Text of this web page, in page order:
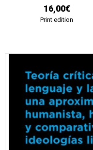
16,00€
Print edition